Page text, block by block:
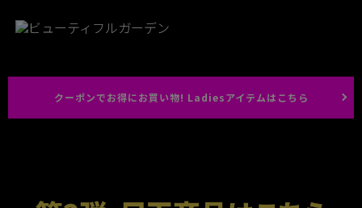
クーポンでお得にお買い物! Ladiesアイテムはこちら